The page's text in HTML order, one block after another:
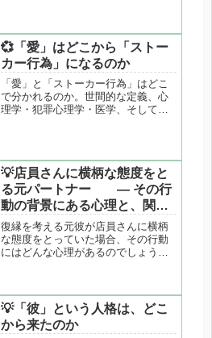
めるかを整理します。
💞「愛」はどこから「ストー
カー行為」になるのか
「愛」と「ストーカー行為」はどこ
で分かれるのか。世間的な定義、心
理学・犯罪心理学・医学、そして日
💡店員さんに横柄な態度をと
る元パートナー ― その行
動の背景にある心理と、関係
を考えるための視点
復縁を考える元彼が店員さんに横柄
な態度をとっていた場合、その行動
にはどんな心理があるのでしょう
💡「彼」という人格は、どこ
から来たのか